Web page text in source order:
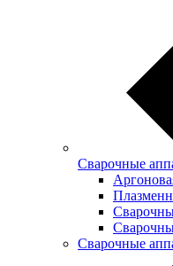
Сварочные
Сварочные